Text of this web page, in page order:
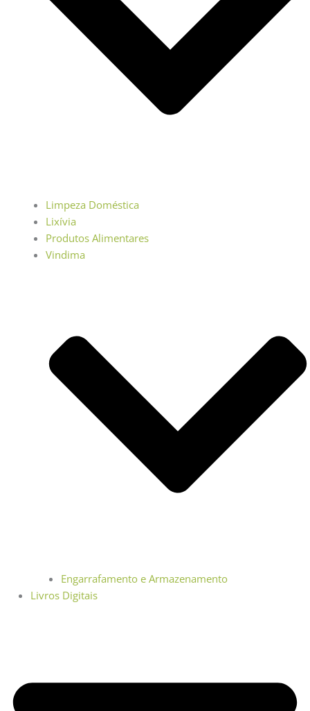
Limpeza Doméstica
Lixívia
Produtos Alimentares
Vindima
Engarrafamento e Armazenamento
Livros Digitais